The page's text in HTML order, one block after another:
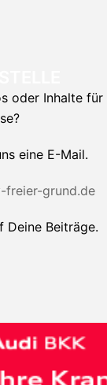
oder Inhalte für
eine E-Mail.
freier-grund.de
Deine Beiträge.